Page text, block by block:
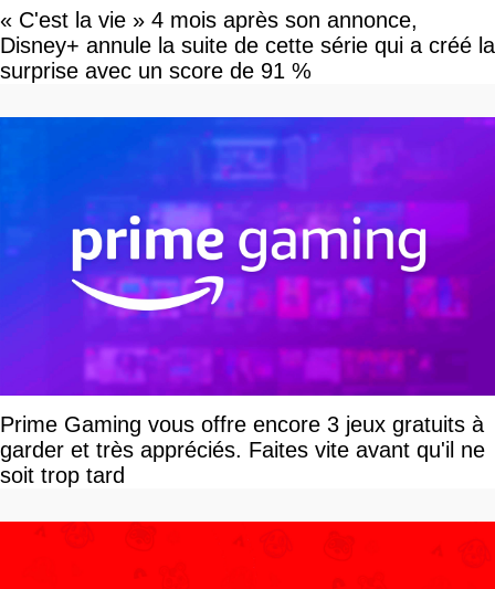
« C'est la vie » 4 mois après son annonce,
Disney+ annule la suite de cette série qui a créé la
surprise avec un score de 91 %
Prime Gaming vous offre encore 3 jeux gratuits à
garder et très appréciés. Faites vite avant qu'il ne
soit trop tard